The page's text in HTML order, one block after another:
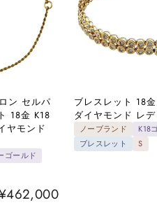
ン セルパ
18金 K18
ヤモンド
ゴールド
ブレスレット 18
ダイヤモンド レ
ノーブランド
K18
ブレスレット
S